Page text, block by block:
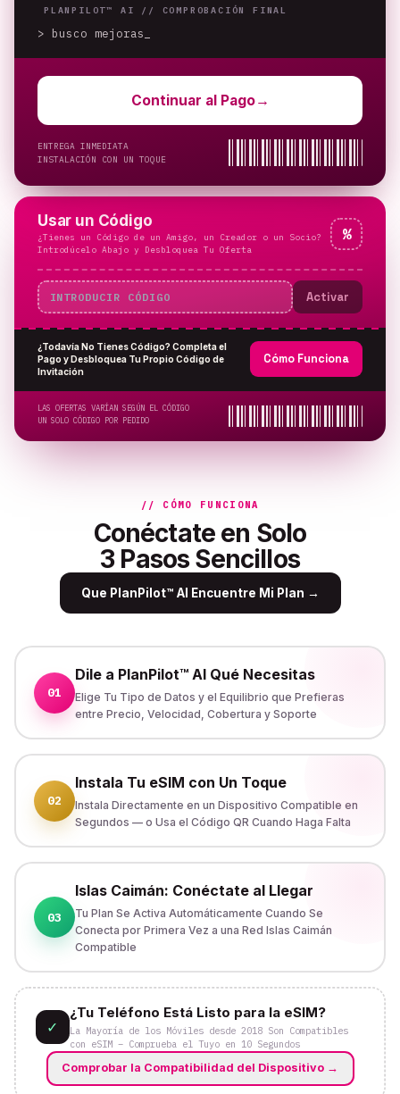
PLANPILOT™ AI // COMPROBACIÓN FINAL
> busco mejoras
Continuar al Pago→
ENTREGA INMEDIATA
INSTALACIÓN CON UN TOQUE
Usar un Código
¿Tienes un Código de un Amigo, un Creador o un Socio?
Introdúcelo Abajo y Desbloquea Tu Oferta
%
Activar
¿Todavía No Tienes Código? Completa el
Pago y Desbloquea Tu Propio Código de
Invitación
Cómo Funciona
LAS OFERTAS VARÍAN SEGÚN EL CÓDIGO
UN SOLO CÓDIGO POR PEDIDO
// CÓMO FUNCIONA
Conéctate en Solo
3 Pasos Sencillos
Que PlanPilot™ AI Encuentre Mi Plan →
01
Dile a PlanPilot™ AI Qué Necesitas
Elige Tu Tipo de Datos y el Equilibrio que Prefieras
entre Precio, Velocidad, Cobertura y Soporte
02
Instala Tu eSIM con Un Toque
Instala Directamente en un Dispositivo Compatible en
Segundos — o Usa el Código QR Cuando Haga Falta
03
Islas Caimán: Conéctate al Llegar
Tu Plan Se Activa Automáticamente Cuando Se
Conecta por Primera Vez a una Red Islas Caimán
Compatible
✓
¿Tu Teléfono Está Listo para la eSIM?
La Mayoría de los Móviles desde 2018 Son Compatibles
con eSIM – Comprueba el Tuyo en 10 Segundos
Comprobar la Compatibilidad del Dispositivo →